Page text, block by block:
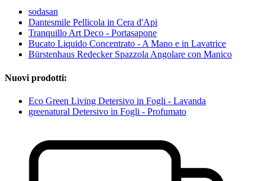
sodasan
Dantesmile Pellicola in Cera d'Api
Tranquillo Art Deco - Portasapone
Bucato Liquido Concentrato - A Mano e in Lavatrice
Bürstenhaus Redecker Spazzola Angolare con Manico
Nuovi prodotti:
Eco Green Living Detersivo in Fogli - Lavanda
greenatural Detersivo in Fogli - Profumato